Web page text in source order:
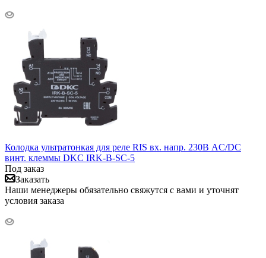
Колодка ультратонкая для реле RIS вх. напр. 230В AC/DC
винт. клеммы DKC IRK-B-SC-5
Под заказ
Заказать
Наши менеджеры обязательно свяжутся с вами и уточнят
условия заказа